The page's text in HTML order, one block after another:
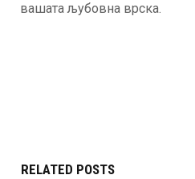
вашата љубовна врска.
RELATED POSTS